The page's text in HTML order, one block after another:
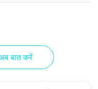
बात करें